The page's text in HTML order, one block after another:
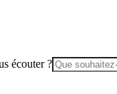
écouter ?